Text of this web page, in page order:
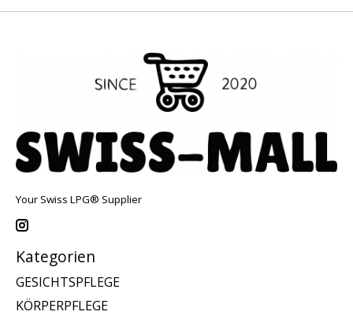
Your Swiss LPG® Supplier
Kategorien
GESICHTSPFLEGE
KÖRPERPFLEGE